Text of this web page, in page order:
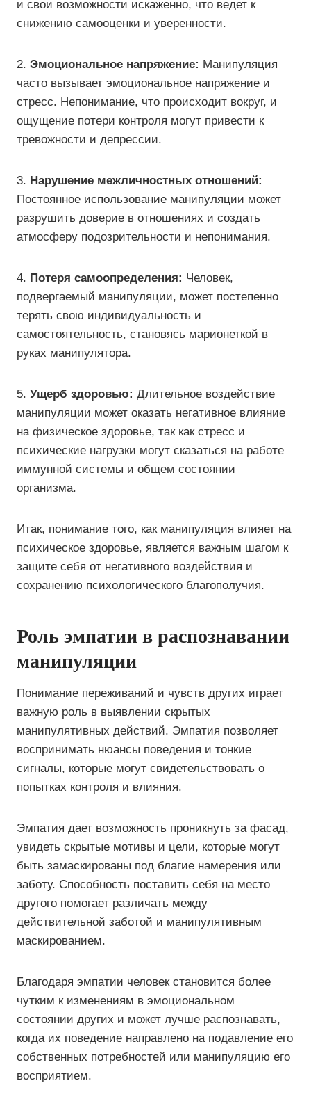
и свои возможности искаженно, что ведет к
снижению самооценки и уверенности.
2. Эмоциональное напряжение: Манипуляция
часто вызывает эмоциональное напряжение и
стресс. Непонимание, что происходит вокруг, и
ощущение потери контроля могут привести к
тревожности и депрессии.
3. Нарушение межличностных отношений:
Постоянное использование манипуляции может
разрушить доверие в отношениях и создать
атмосферу подозрительности и непонимания.
4. Потеря самоопределения: Человек,
подвергаемый манипуляции, может постепенно
терять свою индивидуальность и
самостоятельность, становясь марионеткой в
руках манипулятора.
5. Ущерб здоровью: Длительное воздействие
манипуляции может оказать негативное влияние
на физическое здоровье, так как стресс и
психические нагрузки могут сказаться на работе
иммунной системы и общем состоянии
организма.
Итак, понимание того, как манипуляция влияет на
психическое здоровье, является важным шагом к
защите себя от негативного воздействия и
сохранению психологического благополучия.
Роль эмпатии в распознавании
манипуляции
Понимание переживаний и чувств других играет
важную роль в выявлении скрытых
манипулятивных действий. Эмпатия позволяет
воспринимать нюансы поведения и тонкие
сигналы, которые могут свидетельствовать о
попытках контроля и влияния.
Эмпатия дает возможность проникнуть за фасад,
увидеть скрытые мотивы и цели, которые могут
быть замаскированы под благие намерения или
заботу. Способность поставить себя на место
другого помогает различать между
действительной заботой и манипулятивным
маскированием.
Благодаря эмпатии человек становится более
чутким к изменениям в эмоциональном
состоянии других и может лучше распознавать,
когда их поведение направлено на подавление его
собственных потребностей или манипуляцию его
восприятием.